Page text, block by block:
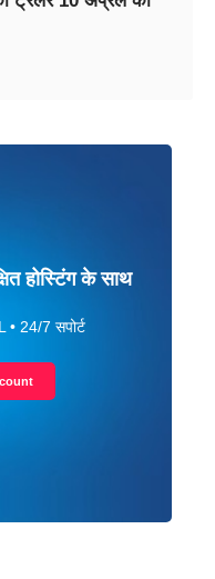
होस्टिंग के साथ
24/7 सपोर्ट